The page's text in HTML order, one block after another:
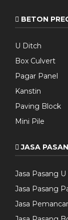
BETON
U Ditch
Box Culvert
Pagar Panel
Kanstin
Paving Block
Mini Pile
JASA
Jasa Pasang
Jasa Pasang
Jasa